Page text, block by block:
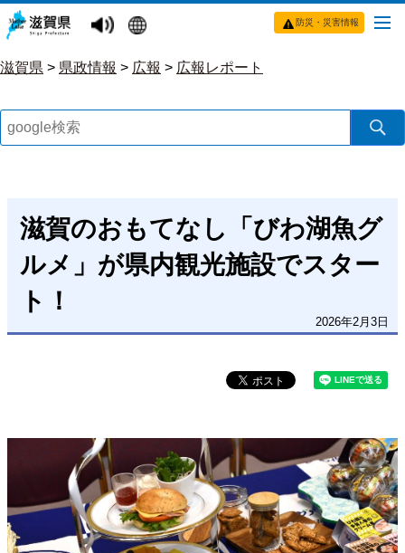
防災・災害情報
滋賀県 > 県政情報 > 広報 > 広報レポート
滋賀のおもてなし「びわ湖魚グ
ルメ」が県内観光施設でスター
ト！
2026年2月3日